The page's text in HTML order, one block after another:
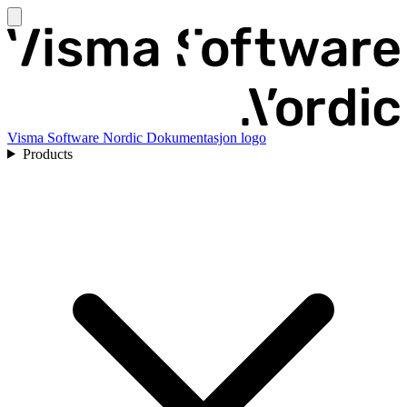
Visma Software Nordic Dokumentasjon logo
Products